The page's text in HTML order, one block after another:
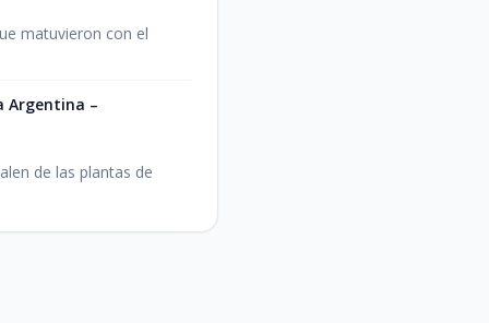
matuvieron con el
Argentina –
de las plantas de